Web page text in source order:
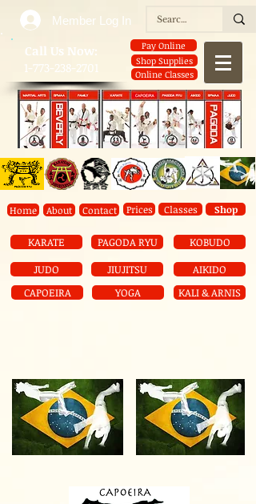
​Call Us Now:
1-773-238-2701
Pay Online
Shop Supplies
Online Classes
Home About Contact Prices Classes Shop
KARATE PAGODA RYU
KOBUDO
JUDO
CAPOEIRA
JIUJITSU
YOGA
AIKIDO
KALI & ARNIS
Member Log In